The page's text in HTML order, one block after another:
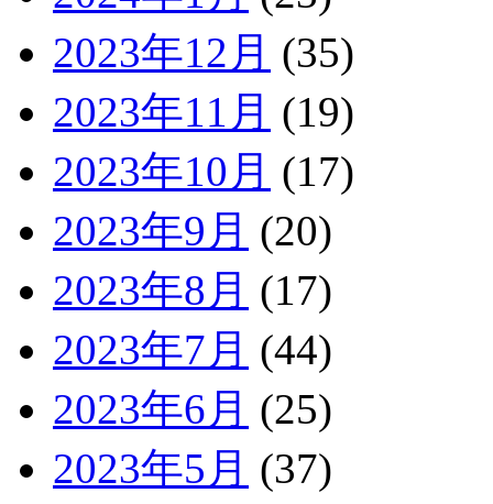
2023年12月 (35)
2023年11月 (19)
2023年10月 (17)
2023年9月 (20)
2023年8月 (17)
2023年7月 (44)
2023年6月 (25)
2023年5月 (37)